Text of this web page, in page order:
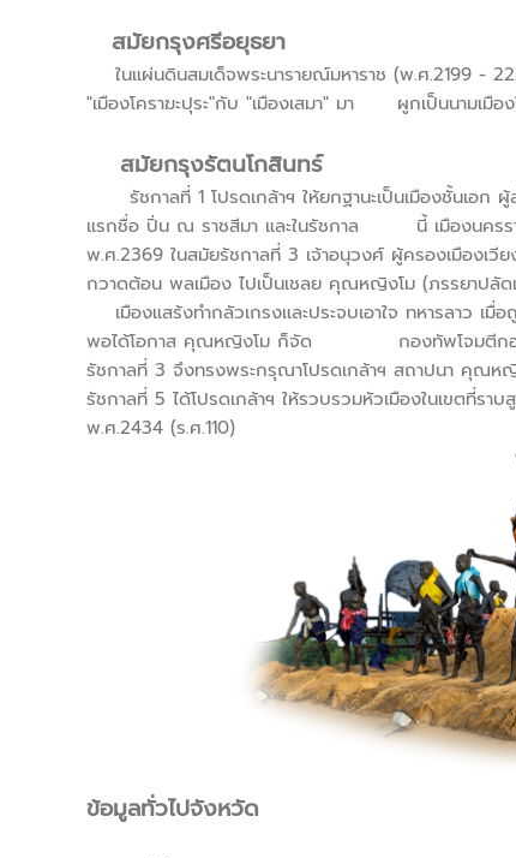
สมัยกรุงศรีอยุธยา
ในแผ่นดินสมเด็จพระนารายณ์มหาราช (พ.ศ.2199 -
"เมืองโคราฆะปุระ"กับ "เมืองเสมา" มา ผูกเป็นนามเมือง
สมัยกรุงรัตนโกสินทร์
รัชกาลที่ 1 โปรดเกล้าฯ ให้ยกฐานะเป็นเมืองชั้นเอก ผู้ส
แรกชื่อ ปิ่น ณ ราชสีมา และในรัชกาล นี้ เมืองนครราช
พ.ศ.2369 ในสมัยรัชกาลที่ 3 เจ้าอนุวงศ์ ผู้ครองเมื
กวาดต้อน พลเมือง ไปเป็นเชลย คุณหญิงโม (ภรรยาป
เมืองแสร้งทำกลัวเกรงและประจบเอาใจ ทหารลาว เ
พอได้โอกาส คุณหญิงโม ก็จัด กองทัพโจมตีกองทัพ
รัชกาลที่ 3 จึงทรงพระกรุณาโปรดเกล้าฯ สถาปนา
รัชกาลที่ 5 ได้โปรดเกล้าฯ ให้รวบรวมหัวเมืองในเข
พ.ศ.2434 (ร.ศ.110)
ข้อมูลทั่วไปจังหวัด